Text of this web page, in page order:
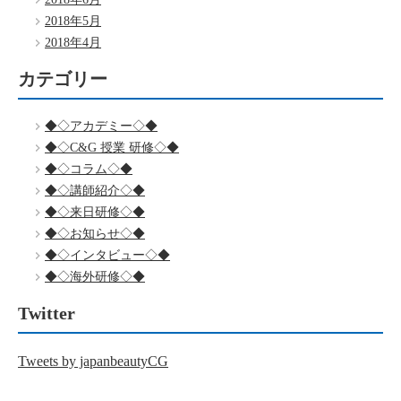
2018年5月
2018年4月
カテゴリー
◆◇アカデミー◇◆
◆◇C&G 授業 研修◇◆
◆◇コラム◇◆
◆◇講師紹介◇◆
◆◇来日研修◇◆
◆◇お知らせ◇◆
◆◇インタビュー◇◆
◆◇海外研修◇◆
Twitter
Tweets by japanbeautyCG